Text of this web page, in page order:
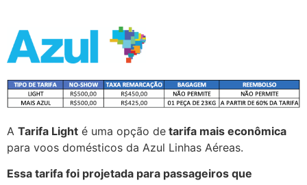
A Tarifa Light é uma opção de tarifa mais econômica
para voos domésticos da Azul Linhas Aéreas.
Essa tarifa foi projetada para passageiros que